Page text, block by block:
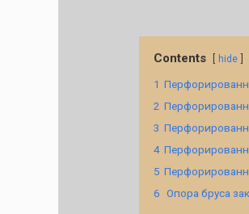
Contents hide
1
2
3
4
5
6 Опора бруса